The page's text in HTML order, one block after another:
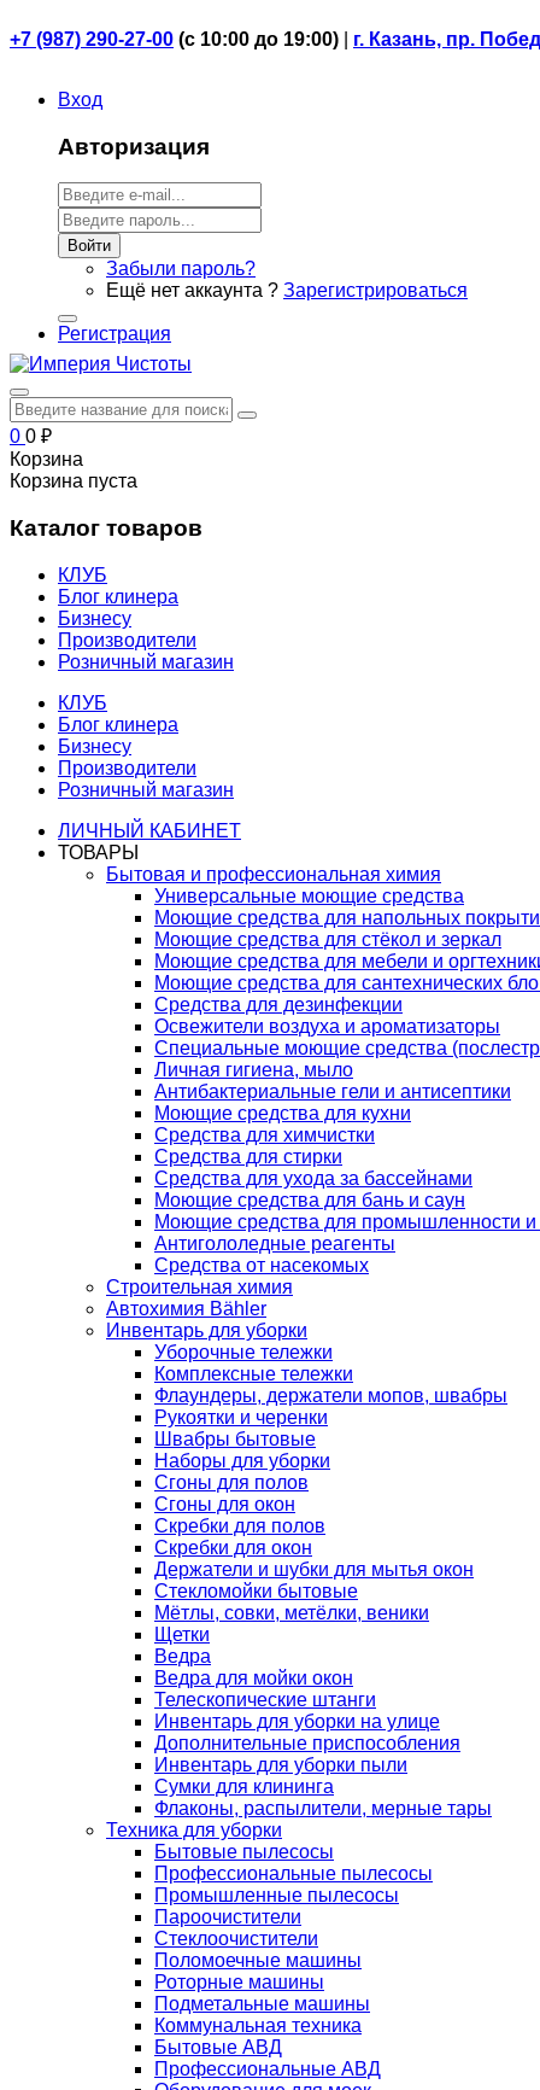
+7 (987) 290-27-00 (с 10:00 до 19:00) г. Казань, пр.
Вход
Авторизация
Войти
Забыли пароль?
Ещё нет аккаунта ? Зарегистрироваться
Регистрация
0 0 ₽
Корзина
Корзина пуста
Каталог товаров
КЛУБ
Блог клинера
Бизнесу
Производители
Розничный магазин
КЛУБ
Блог клинера
Бизнесу
Производители
Розничный магазин
ЛИЧНЫЙ КАБИНЕТ
ТОВАРЫ
Бытовая и профессиональная химия
Универсальные моющие средства
Моющие средства для напольных
Моющие средства для стёкол и зеркал
Моющие средства для мебели и
Моющие средства для сантехнических
Средства для дезинфекции
Освежители воздуха и ароматизаторы
Специальные моющие средства
Личная гигиена, мыло
Антибактериальные гели и антисептики
Моющие средства для кухни
Средства для химчистки
Средства для стирки
Средства для ухода за бассейнами
Моющие средства для бань и саун
Моющие средства для промышленности и
Антигололедные реагенты
Средства от насекомых
Строительная химия
Автохимия Bähler
Инвентарь для уборки
Уборочные тележки
Комплексные тележки
Флаундеры, держатели мопов, швабры
Рукоятки и черенки
Швабры бытовые
Наборы для уборки
Сгоны для полов
Сгоны для окон
Скребки для полов
Скребки для окон
Держатели и шубки для мытья окон
Стекломойки бытовые
Мётлы, совки, метёлки, веники
Щетки
Ведра
Ведра для мойки окон
Телескопические штанги
Инвентарь для уборки на улице
Дополнительные приспособления
Инвентарь для уборки пыли
Сумки для клининга
Флаконы, распылители, мерные тары
Техника для уборки
Бытовые пылесосы
Профессиональные пылесосы
Промышленные пылесосы
Пароочистители
Стеклоочистители
Поломоечные машины
Роторные машины
Подметальные машины
Коммунальная техника
Бытовые АВД
Профессиональные АВД